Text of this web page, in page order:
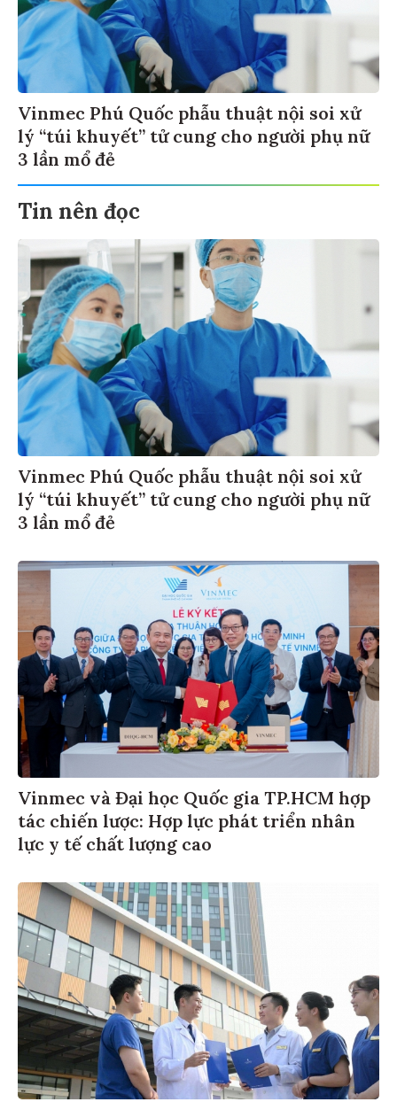
Vinmec Phú Quốc phẫu thuật nội soi xử
lý “túi khuyết” tử cung cho người phụ nữ
3 lần mổ đẻ
Tin nên đọc
Vinmec Phú Quốc phẫu thuật nội soi xử
lý “túi khuyết” tử cung cho người phụ nữ
3 lần mổ đẻ
Vinmec và Đại học Quốc gia TP.HCM hợp
tác chiến lược: Hợp lực phát triển nhân
lực y tế chất lượng cao